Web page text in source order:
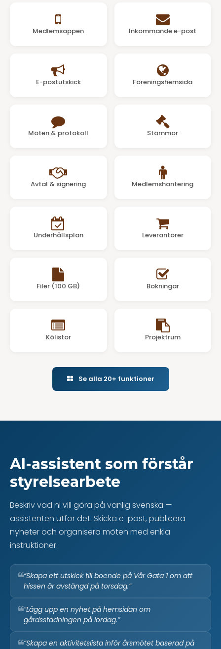
Medlemsappen Inkommande e-post
E-postutskick Föreningshemsida
Möten & protokoll Stämmor
Avtal & signering Medlemshantering
Underhållsplan Leverantörer
Filer (100 GB) Bokningar
Kölistor Projektrum
Se alla 20+ funktioner
AI-assistent som förstår
styrelsearbete
Beskriv vad ni vill göra på vanlig svenska —
assistenten utför det. Skicka e-post, publicera
nyheter och organisera möten med enkla
instruktioner.
“Skapa ett utskick till boende på Vår Gata 1 om att
hissen är avstängd på torsdag.”
“Lägg upp en nyhet på hemsidan om
gårdsstädningen på lördag.”
“Skapa en aktivitetslista inför årsmötet baserad på